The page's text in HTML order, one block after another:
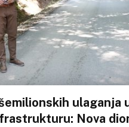
ulaganja
Nova